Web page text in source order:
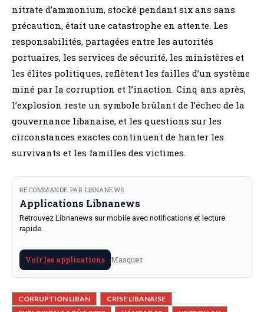
nitrate d’ammonium, stocké pendant six ans sans
précaution, était une catastrophe en attente. Les
responsabilités, partagées entre les autorités
portuaires, les services de sécurité, les ministères et
les élites politiques, reflètent les failles d’un système
miné par la corruption et l’inaction. Cinq ans après,
l’explosion reste un symbole brûlant de l’échec de la
gouvernance libanaise, et les questions sur les
circonstances exactes continuent de hanter les
survivants et les familles des victimes.
RECOMMANDE PAR LIBNANEWS
Applications Libnanews
Retrouvez Libnanews sur mobile avec notifications et lecture
rapide.
Voir les applications Masquer
CORRUPTION LIBAN
CRISE LIBANAISE